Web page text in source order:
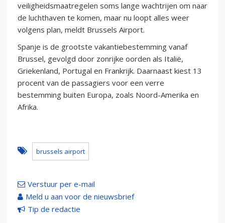
veiligheidsmaatregelen soms lange wachtrijen om naar
de luchthaven te komen, maar nu loopt alles weer
volgens plan, meldt Brussels Airport.
Spanje is de grootste vakantiebestemming vanaf
Brussel, gevolgd door zonrijke oorden als Italië,
Griekenland, Portugal en Frankrijk. Daarnaast kiest 13
procent van de passagiers voor een verre
bestemming buiten Europa, zoals Noord-Amerika en
Afrika.
brussels airport
Verstuur per e-mail
Meld u aan voor de nieuwsbrief
Tip de redactie